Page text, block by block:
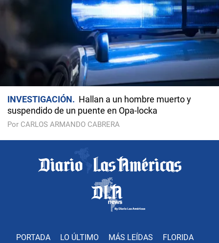
INVESTIGACIÓN
Hallan a un hombre muerto y
suspendido de un puente en Opa-locka
Por CARLOS ARMANDO CABRERA
PORTADA LO ÚLTIMO MÁS LEÍDAS FLORIDA